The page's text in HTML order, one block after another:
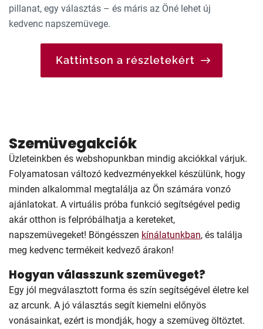
pillanat, egy választás – és máris az Öné lehet új
kedvenc napszemüvege.
Kattintson a részletekért
Szemüvegakciók
Üzleteinkben és webshopunkban mindig akciókkal várjuk.
Folyamatosan változó kedvezményekkel készülünk, hogy
minden alkalommal megtalálja az Ön számára vonzó
ajánlatokat. A virtuális próba funkció segítségével pedig
akár otthon is felpróbálhatja a kereteket,
napszemüvegeket! Böngésszen kínálatunkban, és találja
meg kedvenc termékeit kedvező árakon!
Hogyan válasszunk szemüveget?
Egy jól megválasztott forma és szín segítségével életre kel
az arcunk. A jó választás segít kiemelni előnyös
vonásainkat, ezért is mondják, hogy a szemüveg öltöztet.